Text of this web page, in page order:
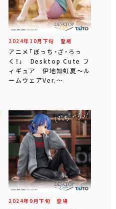
2024年 10月 下旬 登場
アニメ「ぼっち・ざ・ろっ
く！」 Desktop Cute フ
ィギュア 伊地知虹夏～ル
ームウェアVer.～
2024年9 月下旬 登場